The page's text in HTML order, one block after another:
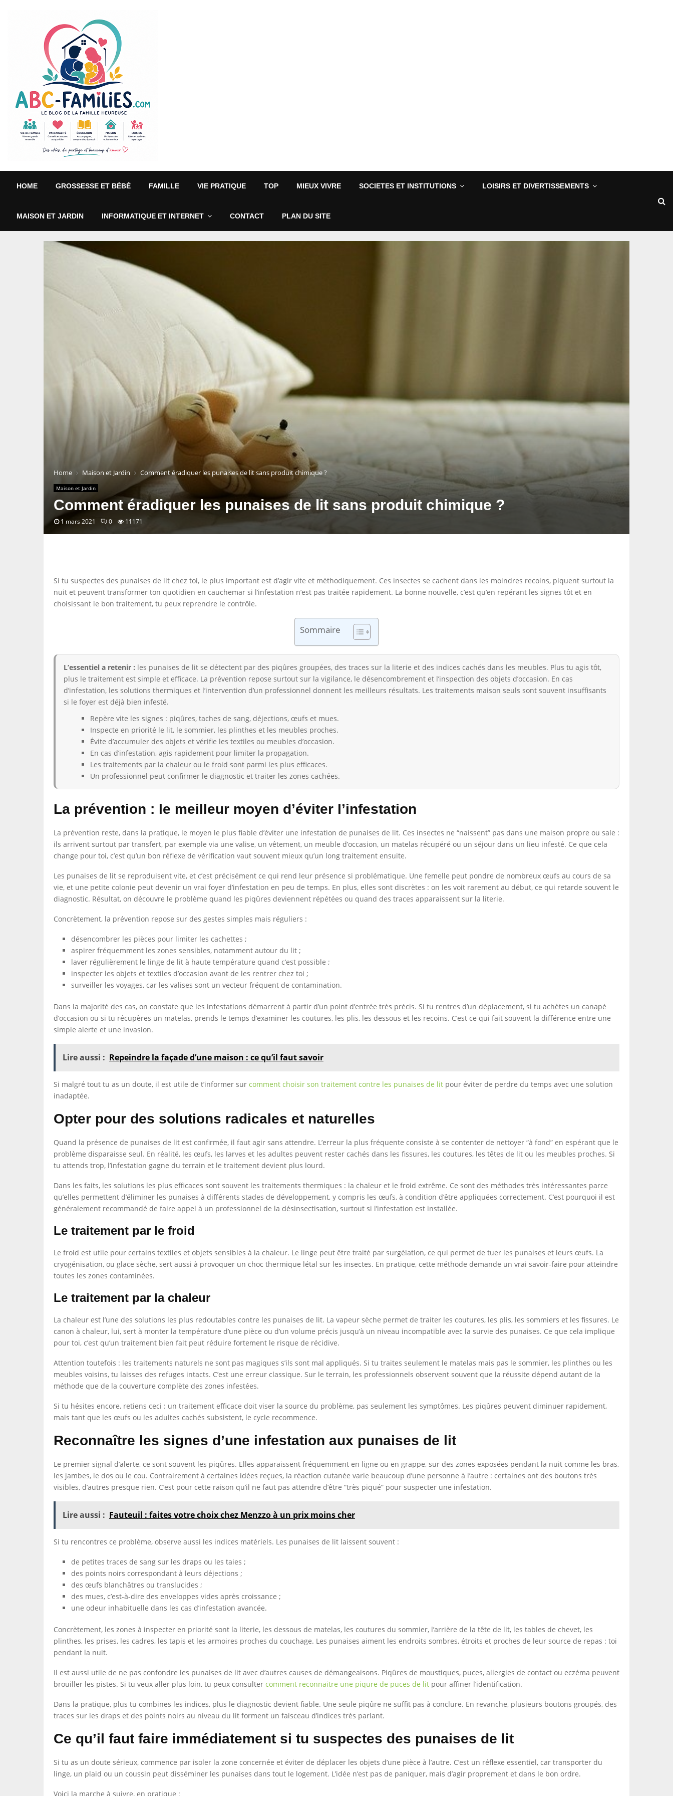
HOME GROSSESSE ET BÉBÉ FAMILLE VIE PRATIQUE TOP MIEUX VIVRE SOCIETES ET INSTITUTIONS LOISIRS ET DIVERTISSEMENTS
MAISON ET JARDIN INFORMATIQUE ET INTERNET CONTACT PLAN DU SITE
Home Maison et Jardin Comment éradiquer les punaises de lit sans produit chimique ?
Maison et Jardin
Comment éradiquer les punaises de lit sans produit chimique ?
1 mars 2021 0 11171
Si tu suspectes des punaises de lit chez toi, le plus important est d’agir vite et méthodiquement. Ces insectes se cachent dans les moindres recoins, piquent surtout la
nuit et peuvent transformer ton quotidien en cauchemar si l’infestation n’est pas traitée rapidement. La bonne nouvelle, c’est qu’en repérant les signes tôt et en
choisissant le bon traitement, tu peux reprendre le contrôle.
Sommaire
L’essentiel a retenir : les punaises de lit se détectent par des piqûres groupées, des traces sur la literie et des indices cachés dans les meubles. Plus tu agis tôt,
plus le traitement est simple et efficace. La prévention repose surtout sur la vigilance, le désencombrement et l’inspection des objets d’occasion. En cas
d’infestation, les solutions thermiques et l’intervention d’un professionnel donnent les meilleurs résultats. Les traitements maison seuls sont souvent insuffisants
si le foyer est déjà bien infesté.
Repère vite les signes : piqûres, taches de sang, déjections, œufs et mues.
Inspecte en priorité le lit, le sommier, les plinthes et les meubles proches.
Évite d’accumuler des objets et vérifie les textiles ou meubles d’occasion.
En cas d’infestation, agis rapidement pour limiter la propagation.
Les traitements par la chaleur ou le froid sont parmi les plus efficaces.
Un professionnel peut confirmer le diagnostic et traiter les zones cachées.
La prévention : le meilleur moyen d’éviter l’infestation
La prévention reste, dans la pratique, le moyen le plus fiable d’éviter une infestation de punaises de lit. Ces insectes ne “naissent” pas dans une maison propre ou sale :
ils arrivent surtout par transfert, par exemple via une valise, un vêtement, un meuble d’occasion, un matelas récupéré ou un séjour dans un lieu infesté. Ce que cela
change pour toi, c’est qu’un bon réflexe de vérification vaut souvent mieux qu’un long traitement ensuite.
Les punaises de lit se reproduisent vite, et c’est précisément ce qui rend leur présence si problématique. Une femelle peut pondre de nombreux œufs au cours de sa
vie, et une petite colonie peut devenir un vrai foyer d’infestation en peu de temps. En plus, elles sont discrètes : on les voit rarement au début, ce qui retarde souvent le
diagnostic. Résultat, on découvre le problème quand les piqûres deviennent répétées ou quand des traces apparaissent sur la literie.
Concrètement, la prévention repose sur des gestes simples mais réguliers :
désencombrer les pièces pour limiter les cachettes ;
aspirer fréquemment les zones sensibles, notamment autour du lit ;
laver régulièrement le linge de lit à haute température quand c’est possible ;
inspecter les objets et textiles d’occasion avant de les rentrer chez toi ;
surveiller les voyages, car les valises sont un vecteur fréquent de contamination.
Dans la majorité des cas, on constate que les infestations démarrent à partir d’un point d’entrée très précis. Si tu rentres d’un déplacement, si tu achètes un canapé
d’occasion ou si tu récupères un matelas, prends le temps d’examiner les coutures, les plis, les dessous et les recoins. C’est ce qui fait souvent la différence entre une
simple alerte et une invasion.
Lire aussi : Repeindre la façade d’une maison : ce qu’il faut savoir
Si malgré tout tu as un doute, il est utile de t’informer sur comment choisir son traitement contre les punaises de lit pour éviter de perdre du temps avec une solution
inadaptée.
Opter pour des solutions radicales et naturelles
Quand la présence de punaises de lit est confirmée, il faut agir sans attendre. L’erreur la plus fréquente consiste à se contenter de nettoyer “à fond” en espérant que le
problème disparaisse seul. En réalité, les œufs, les larves et les adultes peuvent rester cachés dans les fissures, les coutures, les têtes de lit ou les meubles proches. Si
tu attends trop, l’infestation gagne du terrain et le traitement devient plus lourd.
Dans les faits, les solutions les plus efficaces sont souvent les traitements thermiques : la chaleur et le froid extrême. Ce sont des méthodes très intéressantes parce
qu’elles permettent d’éliminer les punaises à différents stades de développement, y compris les œufs, à condition d’être appliquées correctement. C’est pourquoi il est
généralement recommandé de faire appel à un professionnel de la désinsectisation, surtout si l’infestation est installée.
Le traitement par le froid
Le froid est utile pour certains textiles et objets sensibles à la chaleur. Le linge peut être traité par surgélation, ce qui permet de tuer les punaises et leurs œufs. La
cryogénisation, ou glace sèche, sert aussi à provoquer un choc thermique létal sur les insectes. En pratique, cette méthode demande un vrai savoir-faire pour atteindre
toutes les zones contaminées.
Le traitement par la chaleur
La chaleur est l’une des solutions les plus redoutables contre les punaises de lit. La vapeur sèche permet de traiter les coutures, les plis, les sommiers et les fissures. Le
canon à chaleur, lui, sert à monter la température d’une pièce ou d’un volume précis jusqu’à un niveau incompatible avec la survie des punaises. Ce que cela implique
pour toi, c’est qu’un traitement bien fait peut réduire fortement le risque de récidive.
Attention toutefois : les traitements naturels ne sont pas magiques s’ils sont mal appliqués. Si tu traites seulement le matelas mais pas le sommier, les plinthes ou les
meubles voisins, tu laisses des refuges intacts. C’est une erreur classique. Sur le terrain, les professionnels observent souvent que la réussite dépend autant de la
méthode que de la couverture complète des zones infestées.
Si tu hésites encore, retiens ceci : un traitement efficace doit viser la source du problème, pas seulement les symptômes. Les piqûres peuvent diminuer rapidement,
mais tant que les œufs ou les adultes cachés subsistent, le cycle recommence.
Reconnaître les signes d’une infestation aux punaises de lit
Le premier signal d’alerte, ce sont souvent les piqûres. Elles apparaissent fréquemment en ligne ou en grappe, sur des zones exposées pendant la nuit comme les bras,
les jambes, le dos ou le cou. Contrairement à certaines idées reçues, la réaction cutanée varie beaucoup d’une personne à l’autre : certaines ont des boutons très
visibles, d’autres presque rien. C’est pour cette raison qu’il ne faut pas attendre d’être “très piqué” pour suspecter une infestation.
Lire aussi : Fauteuil : faites votre choix chez Menzzo à un prix moins cher
Si tu rencontres ce problème, observe aussi les indices matériels. Les punaises de lit laissent souvent :
de petites traces de sang sur les draps ou les taies ;
des points noirs correspondant à leurs déjections ;
des œufs blanchâtres ou translucides ;
des mues, c’est-à-dire des enveloppes vides après croissance ;
une odeur inhabituelle dans les cas d’infestation avancée.
Concrètement, les zones à inspecter en priorité sont la literie, les dessous de matelas, les coutures du sommier, l’arrière de la tête de lit, les tables de chevet, les
plinthes, les prises, les cadres, les tapis et les armoires proches du couchage. Les punaises aiment les endroits sombres, étroits et proches de leur source de repas : toi
pendant la nuit.
Il est aussi utile de ne pas confondre les punaises de lit avec d’autres causes de démangeaisons. Piqûres de moustiques, puces, allergies de contact ou eczéma peuvent
brouiller les pistes. Si tu veux aller plus loin, tu peux consulter comment reconnaitre une piqure de puces de lit pour affiner l’identification.
Dans la pratique, plus tu combines les indices, plus le diagnostic devient fiable. Une seule piqûre ne suffit pas à conclure. En revanche, plusieurs boutons groupés, des
traces sur les draps et des points noirs au niveau du lit forment un faisceau d’indices très parlant.
Ce qu’il faut faire immédiatement si tu suspectes des punaises de lit
Si tu as un doute sérieux, commence par isoler la zone concernée et éviter de déplacer les objets d’une pièce à l’autre. C’est un réflexe essentiel, car transporter du
linge, un plaid ou un coussin peut disséminer les punaises dans tout le logement. L’idée n’est pas de paniquer, mais d’agir proprement et dans le bon ordre.
Voici la marche à suivre, en pratique :